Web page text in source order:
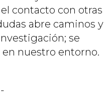
contacto con otras
abre caminos y
se
nuestro entorno.